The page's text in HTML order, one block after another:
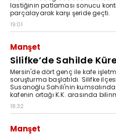
lastiğinin patlaması sonucu
parçalayarak karşı şeride geçti.
19:01
Manşet
Silifke’de Sahilde
Mersin'de dört genç ile kafe
soruşturma başlatıldı. Silifke
Susanoğlu Sahili'nin
kafenin ortağı K.K. arasında
18:32
Manşet